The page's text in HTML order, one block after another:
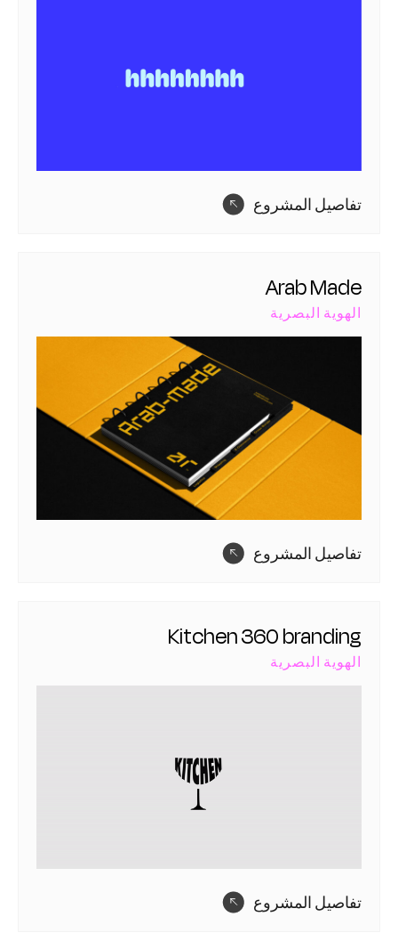
تفاصيل المشروع
Arab Made
الهوية البصرية
تفاصيل المشروع
Kitchen 360 branding
الهوية البصرية
تفاصيل المشروع